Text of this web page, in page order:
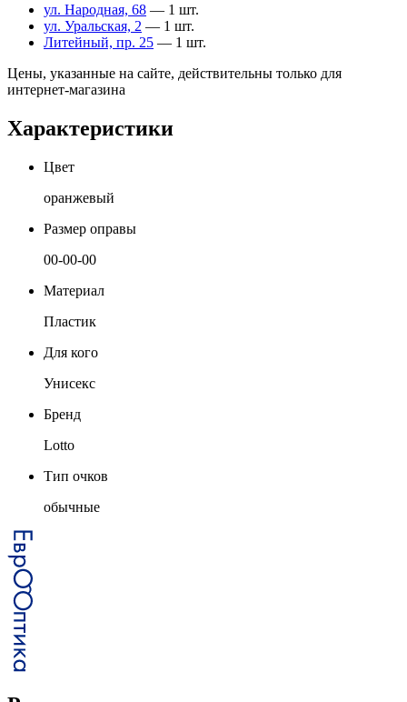
ул. Народная, 68 — 1 шт.
ул. Уральская, 2 — 1 шт.
Литейный, пр. 25 — 1 шт.
Цены, указанные на сайте, действительны только для
интернет-магазина
Характеристики
Цвет
оранжевый
Размер оправы
00-00-00
Материал
Пластик
Для кого
Унисекс
Бренд
Lotto
Тип очков
обычные